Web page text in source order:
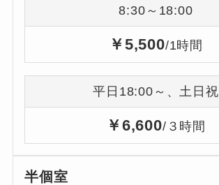
8:30～18:00
￥5,500/1時間
平日18:00～、土日祝
￥6,600/３時間
半個室